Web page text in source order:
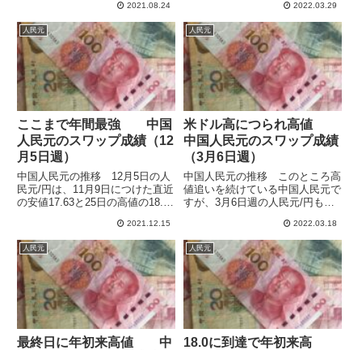
ち直して、横ばいの動きとなりま
した。南アフリカランドやメキシ
コペソが下落を続けたのとはまっ
たく異なる動きとなってい...
2021.08.24
ウンが行われています。東部は
28日から4月1日まで、西部は4月
1日から5日まで96時間ずつ封鎖
されます。これを受けて中...
2022.03.29
人民元
ここまで年間最強 中国
人民元のスワップ成績（12
月5日週）
中国人民元の推移 12月5日の人
民元/円は、11月9日につけた直近
の安値17.63と25日の高値の18.06
週初は17.69で始まったのち上昇
して17.97の週の高値をつけたの
ち17.78で終了しています。も
う...
2021.12.15
人民元
米ドル高につられ高値
中国人民元のスワップ成績
（3月6日週）
中国人民元の推移 このところ高
値追いを続けている中国人民元で
すが、3月6日週の人民元/円も週
18.47まで上昇して、再度コロナ
後の最高値を更新しました。13
日週に入っても上昇傾向は続き、
昨年11月からの上昇...
2022.03.18
人民元
最終日に年初来高値 中
人民元
18.0に到達で年初来高